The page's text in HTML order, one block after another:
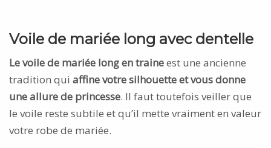
Voile de mariée long avec dentelle
Le voile de mariée long en traineest une ancienne
tradition qui affine votre silhouette et vous donne
une allure de princesse. Il faut toutefois veiller que
le voile reste subtile et qu’il mette vraiment en valeur
votre robe de mariée.